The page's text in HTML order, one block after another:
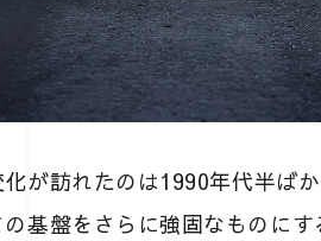
が訪れたのは1990年代半ば
基盤をさらに強固なものに